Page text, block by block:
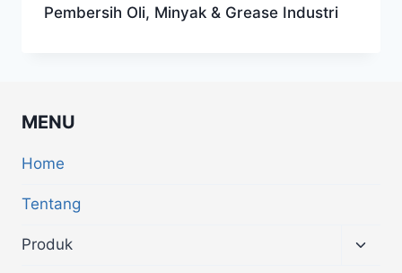
Pembersih Oli, Minyak & Grease Industri
MENU
Home
Tentang
Produk